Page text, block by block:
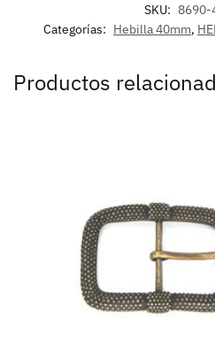
SKU: 8690-
Categorías: Hebilla 40mm,
Productos